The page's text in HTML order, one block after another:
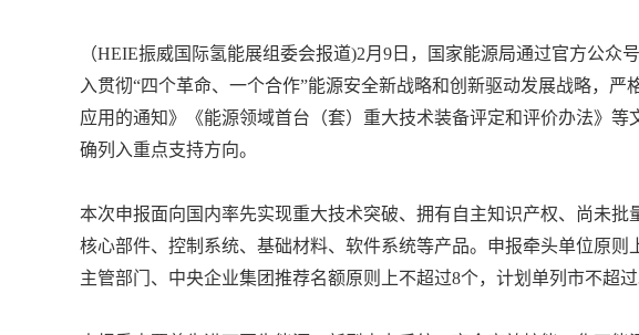
（HEIE振威国际氢能展组委会报道)2月9日，国家能源局通过官方公
入贯彻“四个革命、一个合作”能源安全新战略和创新驱动发展战略，
应用的通知》《能源领域首台（套）重大技术装备评定和评价办法》
确列入重点支持方向。
本次申报面向国内率先实现重大技术突破、拥有自主知识产权、尚未
核心部件、控制系统、基础材料、软件系统等产品。申报牵头单位原
主管部门、中央企业集团推荐名额原则上不超过8个，计划单列市不超